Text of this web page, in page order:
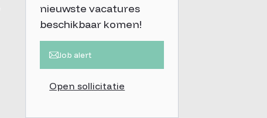
nieuwste vacatures
beschikbaar komen!
Job alert
Open sollicitatie